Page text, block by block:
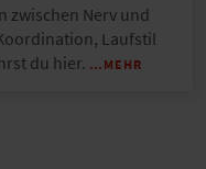
zwischen Nerv und
Laufstil
du hier. …MEHR